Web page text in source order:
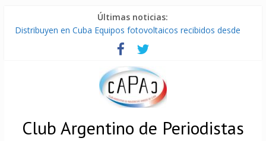
Últimas noticias:
Distribuyen en Cuba Equipos fotovoltaicos recibidos desde
La ONU condena medidas de EE.UU contra Cuba
Cuba alerta sobre doctrina militar de dominación de EEUU
Nuevas sanciones de EEUU contra Cuba apuntan a la
cooperación militar con Rusia y China
Brutal represión contra los que marchan para que no se
venda la patria
Club Argentino de Periodistas